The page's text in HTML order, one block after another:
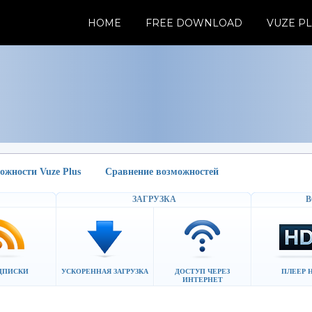
HOME FREE DOWNLOAD VUZE
Vuze Plus Сравнение возможностей
ЗАГРУЗКА
УСКОРЕННАЯ ЗАГРУЗКА
ДОСТУП ЧЕРЕЗ
ИНТЕРНЕТ
ПЛЕЕР